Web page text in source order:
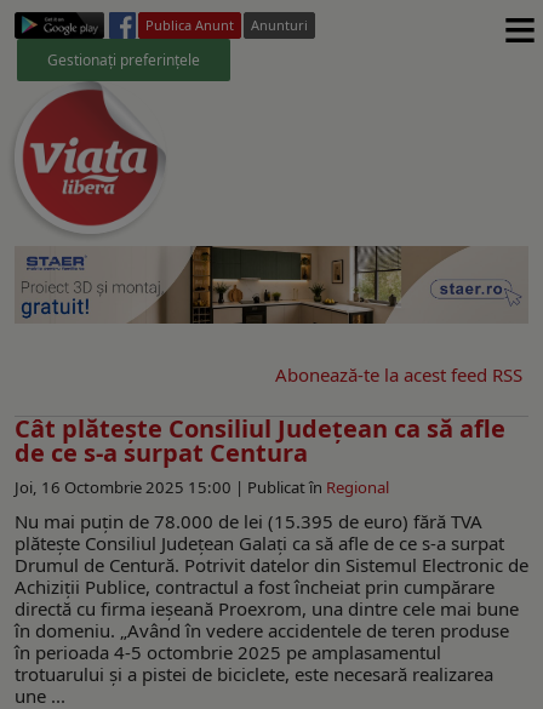
Publica Anunt Anunturi
Gestionați preferințele ≡
Abonează-te la acest feed RSS
Cât plătește Consiliul Județean ca să afle
de ce s-a surpat Centura
Joi, 16 Octombrie 2025 15:00 | Publicat în Regional
Nu mai puțin de 78.000 de lei (15.395 de euro) fără TVA
plătește Consiliul Județean Galați ca să afle de ce s-a surpat
Drumul de Centură. Potrivit datelor din Sistemul Electronic de
Achiziții Publice, contractul a fost încheiat prin cumpărare
directă cu firma ieșeană Proexrom, una dintre cele mai bune
în domeniu. „Având în vedere accidentele de teren produse
în perioada 4-5 octombrie 2025 pe amplasamentul
trotuarului și a pistei de biciclete, este necesară realizarea
une ...